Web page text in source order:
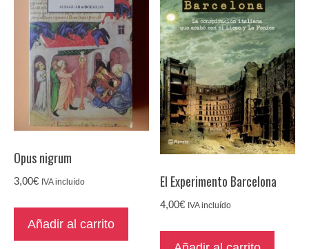
Opus nigrum
3,00€ IVA incluído
Añadir al carrito
El Experimento Barcelona
4,00€ IVA incluído